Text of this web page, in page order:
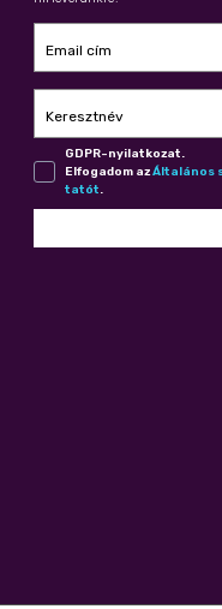
Email cím
Keresztnév
GDPR-nyilatkozat.
Elfogadom azÁl­ta­lá­nos
ta­tót.